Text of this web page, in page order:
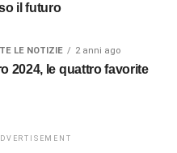
il futuro
LE NOTIZIE 2 anni ago
2024, le quattro favorite